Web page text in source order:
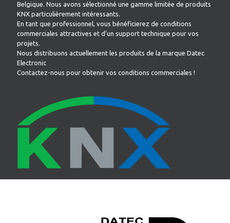
Belgique. Nous avons sélectionné une gamme limitée de produits
KNX particulièrement intéressants.
En tant que professionnel, vous bénéficierez de conditions
commerciales attractives et d’un support technique pour vos
projets.
Nous distribuons actuellement les produits de la marque Datec
Electronic
Contactez-nous pour obtenir vos conditions commerciales !